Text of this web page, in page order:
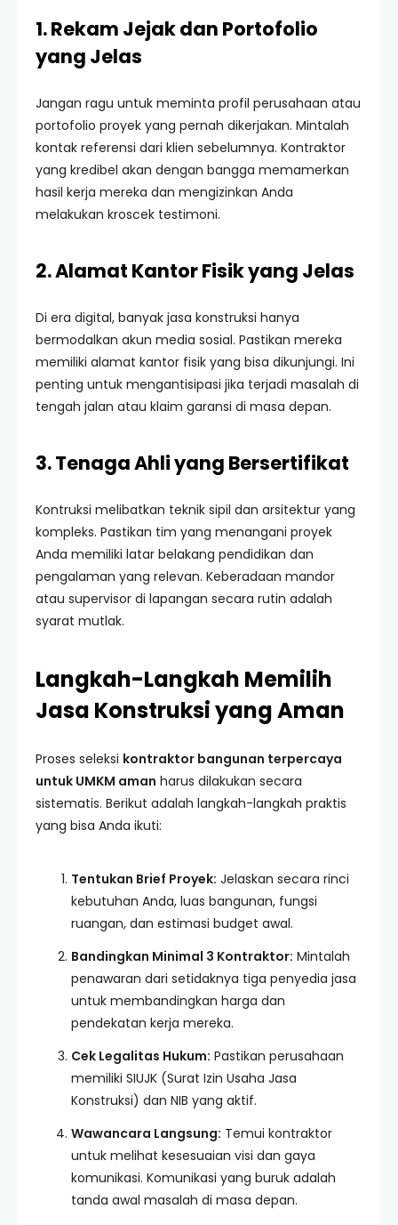
1. Rekam Jejak dan Portofolio
yang Jelas
Jangan ragu untuk meminta profil perusahaan atau
portofolio proyek yang pernah dikerjakan. Mintalah
kontak referensi dari klien sebelumnya. Kontraktor
yang kredibel akan dengan bangga memamerkan
hasil kerja mereka dan mengizinkan Anda
melakukan kroscek testimoni.
2. Alamat Kantor Fisik yang Jelas
Di era digital, banyak jasa konstruksi hanya
bermodalkan akun media sosial. Pastikan mereka
memiliki alamat kantor fisik yang bisa dikunjungi. Ini
penting untuk mengantisipasi jika terjadi masalah di
tengah jalan atau klaim garansi di masa depan.
3. Tenaga Ahli yang Bersertifikat
Kontruksi melibatkan teknik sipil dan arsitektur yang
kompleks. Pastikan tim yang menangani proyek
Anda memiliki latar belakang pendidikan dan
pengalaman yang relevan. Keberadaan mandor
atau supervisor di lapangan secara rutin adalah
syarat mutlak.
Langkah-Langkah Memilih
Jasa Konstruksi yang Aman
Proses seleksi kontraktor bangunan terpercaya
untuk UMKM aman harus dilakukan secara
sistematis. Berikut adalah langkah-langkah praktis
yang bisa Anda ikuti:
Tentukan Brief Proyek: Jelaskan secara rinci
kebutuhan Anda, luas bangunan, fungsi
ruangan, dan estimasi budget awal.
Bandingkan Minimal 3 Kontraktor: Mintalah
penawaran dari setidaknya tiga penyedia jasa
untuk membandingkan harga dan
pendekatan kerja mereka.
Cek Legalitas Hukum: Pastikan perusahaan
memiliki SIUJK (Surat Izin Usaha Jasa
Konstruksi) dan NIB yang aktif.
Wawancara Langsung: Temui kontraktor
untuk melihat kesesuaian visi dan gaya
komunikasi. Komunikasi yang buruk adalah
tanda awal masalah di masa depan.